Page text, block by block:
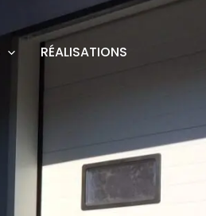
RÉALISATIONS